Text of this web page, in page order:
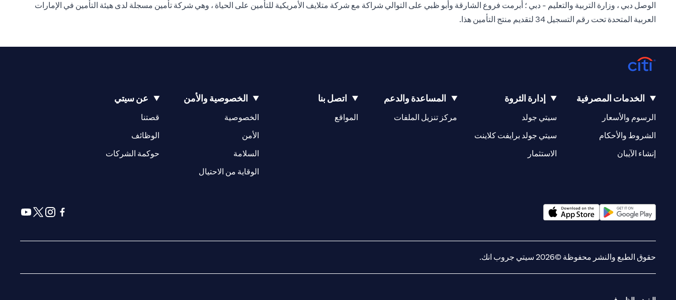
الوصل دبي ، وزارة التربية والتعليم - دبي ؛ أبرمت فروع الشارقة وأبو ظبي على التوالي شراكة مع شركة متلايف الأمريكية للتأمين على الحياة ، وهي شركة تأمين مسجلة لدى هيئة التأمين في الإمارات
العربية المتحدة تحت رقم التسجيل 34 لتقديم منتج التأمين هذا.
الخدمات المصرفية
الرسوم والأسعار
الشروط والأحكام
إنشاء الآيبان
إدارة الثروة
سيتي جولد
سيتي جولد برايفت كلاينت
الاستثمار
المساعدة والدعم
مركز تنزيل الملفات
اتصل بنا
المواقع
(opens in a new tab)
الخصوصية والأمن
الخصوصية
الأمن
السلامة
الوقاية من الاحتيال
عن سيتي
قصتنا
(opens in a new tab)
الوظائف
(opens in a new tab)
حوكمة الشركات
(opens in a new tab)
حقوق الطبع والنشر محفوظة ©2026 سيتي جروب انك.